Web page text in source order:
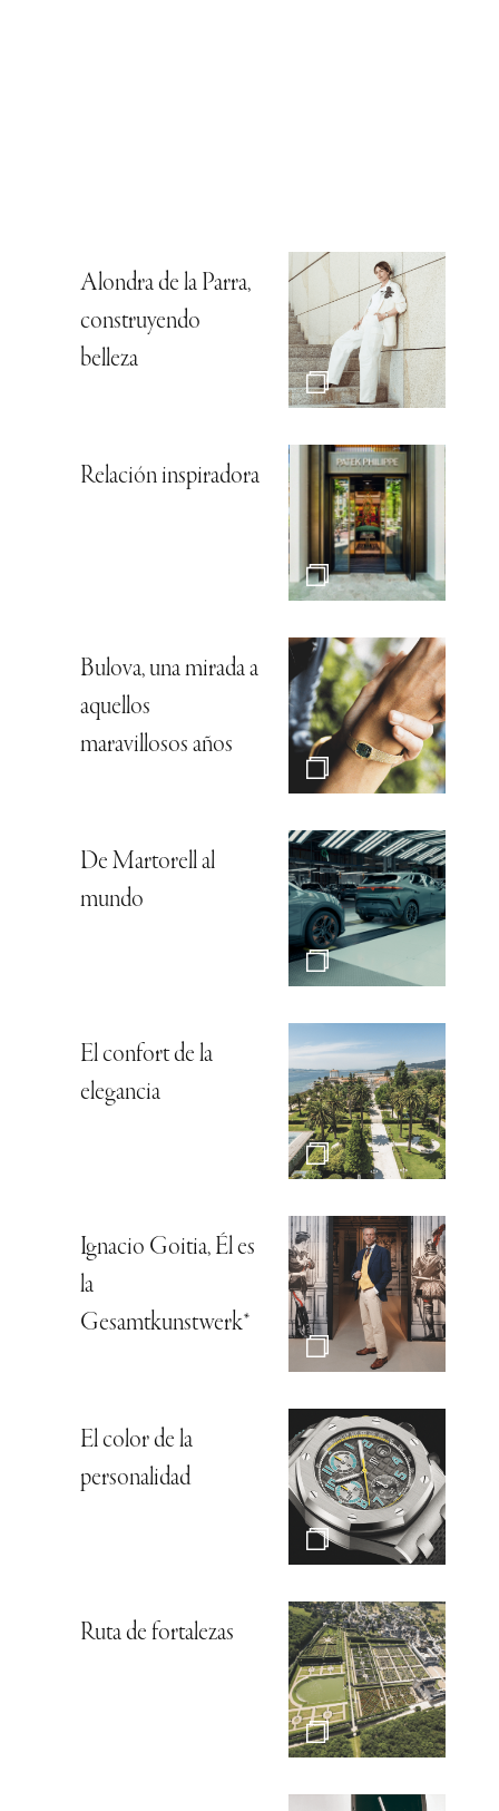
Alondra de la Parra,
construyendo
belleza
Relación inspiradora
Bulova, una mirada a
aquellos
maravillosos años
De Martorell al
mundo
El confort de la
elegancia
Ignacio Goitia, Él es
la
Gesamtkunstwerk*
El color de la
personalidad
Ruta de fortalezas